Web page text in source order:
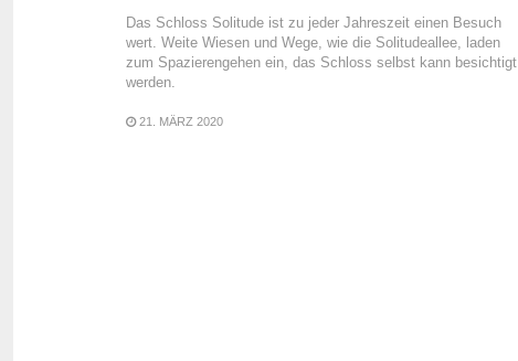
Das Schloss Solitude ist zu jeder Jahreszeit einen Besuch
wert. Weite Wiesen und Wege, wie die Solitudeallee, laden
zum Spazierengehen ein, das Schloss selbst kann besichtigt
werden.
21. MÄRZ 2020